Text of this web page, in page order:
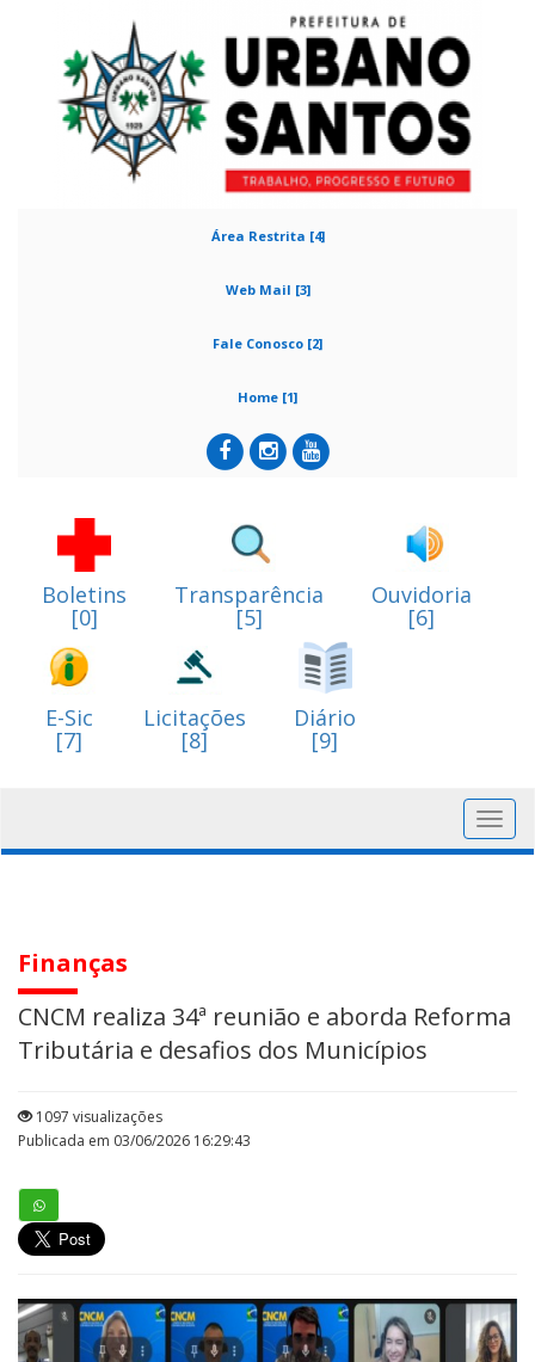
Área Restrita [4]
Web Mail [3]
Fale Conosco [2]
Home [1]
Boletins
[0]
Transparência
[5]
Ouvidoria
[6]
E-Sic
[7]
Licitações
[8]
Diário
[9]
Finanças
CNCM realiza 34ª reunião e aborda Reforma
Tributária e desafios dos Municípios
1097 visualizações
Publicada em 03/06/2026 16:29:43